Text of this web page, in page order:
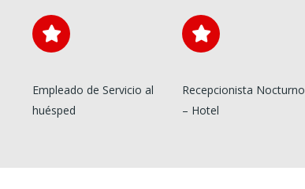
Empleado de Servicio al
huésped
Recepcionista Nocturno
– Hotel